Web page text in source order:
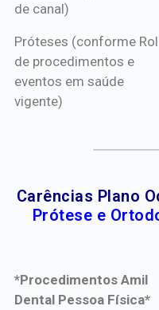
de canal)
Próteses (conforme Rol
de procedimentos e
eventos em saúde
vigente)
Carências Plano
Prótese e
*Procedimentos Amil
Dental Pessoa Física*